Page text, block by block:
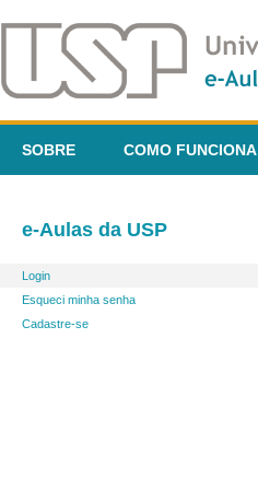
SOBRE COMO FUNCIONA
e-Aulas da USP
Login
Esqueci minha senha
Cadastre-se